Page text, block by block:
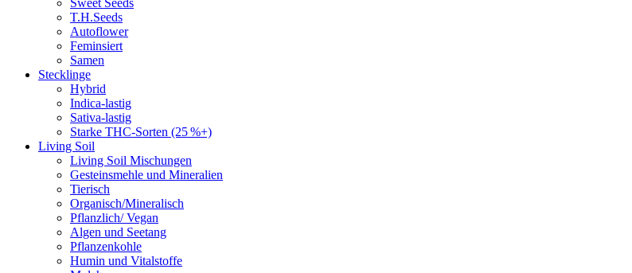
Sweet Seeds
T.H.Seeds
Autoflower
Feminsiert
Samen
Stecklinge
Hybrid
Indica-lastig
Sativa-lastig
Starke THC-Sorten (25 %+)
Living Soil
Living Soil Mischungen
Gesteinsmehle und Mineralien
Tierisch
Organisch/Mineralisch
Pflanzlich/ Vegan
Algen und Seetang
Pflanzenkohle
Humin und Vitalstoffe